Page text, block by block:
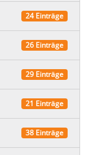
24 Einträge
26 Einträge
29 Einträge
21 Einträge
38 Einträge